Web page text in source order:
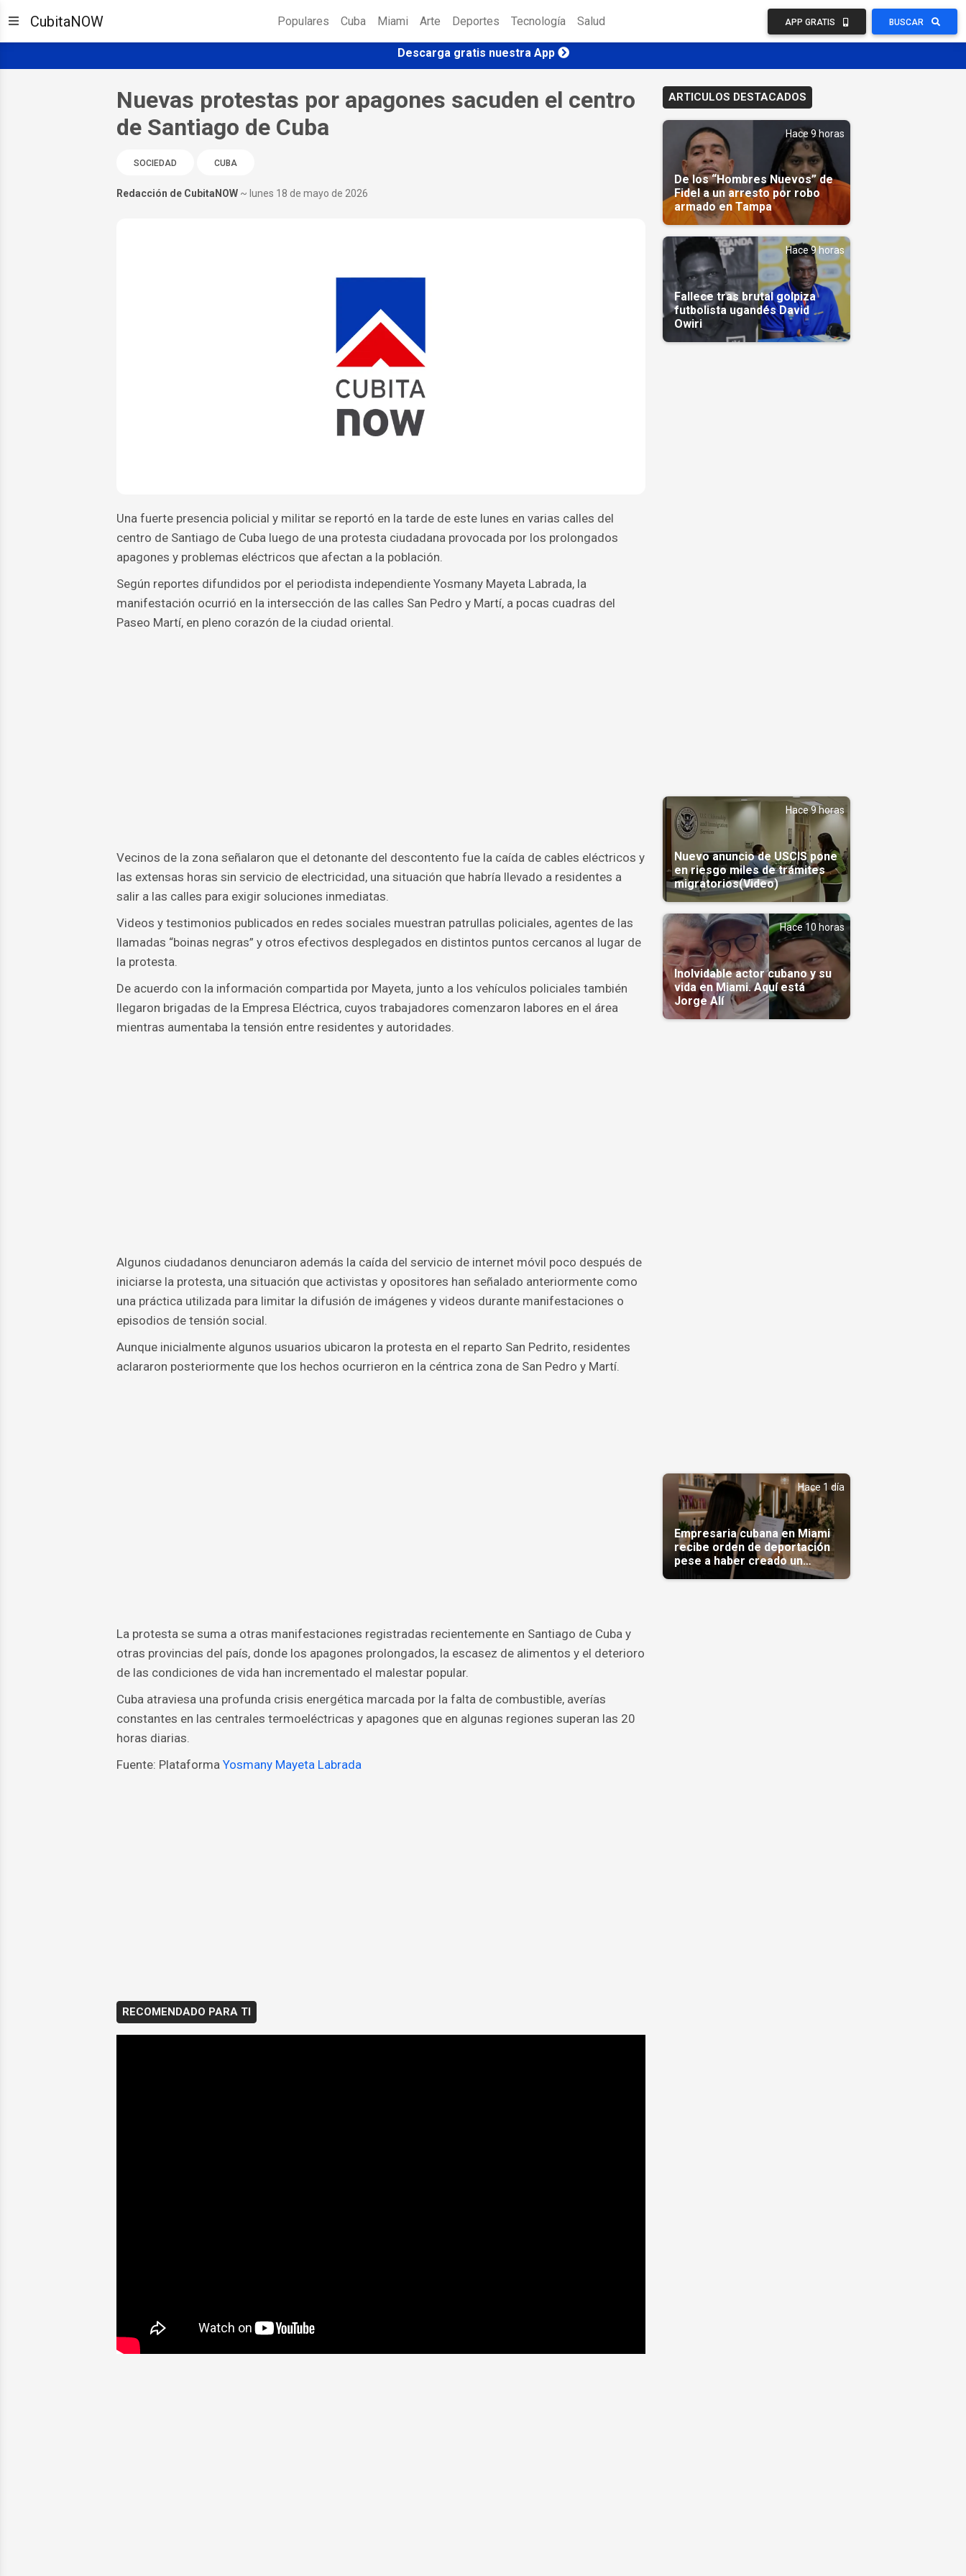
CubitaNOW Populares Cuba Miami Arte Deportes Tecnología Salud APP GRATIS BUSCAR
Descarga gratis nuestra App
Nuevas protestas por apagones sacuden el centro
de Santiago de Cuba
SOCIEDAD CUBA
Redacción de CubitaNOW ~ lunes 18 de mayo de 2026
Una fuerte presencia policial y militar se reportó en la tarde de este lunes en varias calles del
centro de Santiago de Cuba luego de una protesta ciudadana provocada por los prolongados
apagones y problemas eléctricos que afectan a la población.
Según reportes difundidos por el periodista independiente Yosmany Mayeta Labrada, la
manifestación ocurrió en la intersección de las calles San Pedro y Martí, a pocas cuadras del
Paseo Martí, en pleno corazón de la ciudad oriental.
Vecinos de la zona señalaron que el detonante del descontento fue la caída de cables eléctricos y
las extensas horas sin servicio de electricidad, una situación que habría llevado a residentes a
salir a las calles para exigir soluciones inmediatas.
Videos y testimonios publicados en redes sociales muestran patrullas policiales, agentes de las
llamadas “boinas negras” y otros efectivos desplegados en distintos puntos cercanos al lugar de
la protesta.
De acuerdo con la información compartida por Mayeta, junto a los vehículos policiales también
llegaron brigadas de la Empresa Eléctrica, cuyos trabajadores comenzaron labores en el área
mientras aumentaba la tensión entre residentes y autoridades.
Algunos ciudadanos denunciaron además la caída del servicio de internet móvil poco después de
iniciarse la protesta, una situación que activistas y opositores han señalado anteriormente como
una práctica utilizada para limitar la difusión de imágenes y videos durante manifestaciones o
episodios de tensión social.
Aunque inicialmente algunos usuarios ubicaron la protesta en el reparto San Pedrito, residentes
aclararon posteriormente que los hechos ocurrieron en la céntrica zona de San Pedro y Martí.
La protesta se suma a otras manifestaciones registradas recientemente en Santiago de Cuba y
otras provincias del país, donde los apagones prolongados, la escasez de alimentos y el deterioro
de las condiciones de vida han incrementado el malestar popular.
Cuba atraviesa una profunda crisis energética marcada por la falta de combustible, averías
constantes en las centrales termoeléctricas y apagones que en algunas regiones superan las 20
horas diarias.
Fuente: Plataforma Yosmany Mayeta Labrada
RECOMENDADO PARA TI
ARTICULOS DESTACADOS
Hace 9 horas
De los “Hombres Nuevos” de
Fidel a un arresto por robo
armado en Tampa
Hace 9 horas
Fallece tras brutal golpiza
futbolista ugandés David
Owiri
Hace 9 horas
Nuevo anuncio de USCIS pone
en riesgo miles de trámites
migratorios(Video)
Hace 10 horas
Inolvidable actor cubano y su
vida en Miami. Aquí está
Jorge Alí
Hace 1 día
Empresaria cubana en Miami
recibe orden de deportación
pese a haber creado un